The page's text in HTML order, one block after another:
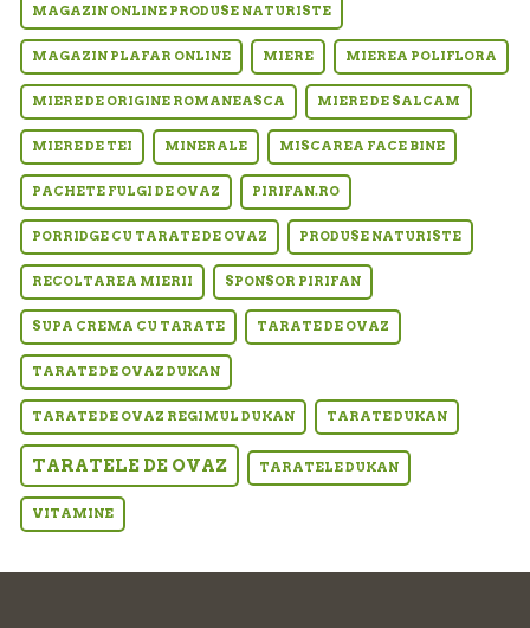
MAGAZIN ONLINE PRODUSE NATURISTE
MAGAZIN PLAFAR ONLINE MIERE MIEREA POLIFLORA
MIERE DE ORIGINE ROMANEASCA MIERE DE SALCAM
MIERE DE TEI MINERALE MISCAREA FACE BINE
PACHETE FULGI DE OVAZ PIRIFAN.RO
PORRIDGE CU TARATE DE OVAZ PRODUSE NATURISTE
RECOLTAREA MIERII SPONSOR PIRIFAN
SUPA CREMA CU TARATE TARATE DE OVAZ
TARATE DE OVAZ DUKAN
TARATE DE OVAZ REGIMUL DUKAN TARATE DUKAN
TARATELE DE OVAZ TARATELE DUKAN
VITAMINE